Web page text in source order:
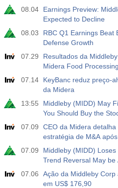
08.04
Earnings Preview:
Expected to Decline
08.03
RBC Q1 Earnings Beat
Defense Growth
07.29
Resultados da
Midera Food Processing
07.14
KeyBanc reduz preço-
da Midera
13:55
Middleby (MIDD) May
You Should Buy the
07.09
CEO da Midera
estratégia de M&A
07.09
Middleby (MIDD)
Trend Reversal May
07.06
Ação da Middleby
em US$ 176,90